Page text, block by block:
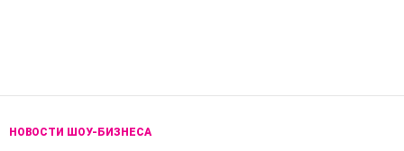
НОВОСТИ ШОУ-БИЗНЕСА